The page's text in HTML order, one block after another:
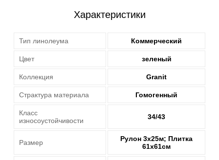
Характеристики
Тип линолеума Коммерческий
Цвет зеленый
Коллекция Granit
Страктура материала Гомогенный
Класс
износоустойчивости
34/43
Размер
Рулон 3х25м; Плитка
61х61см